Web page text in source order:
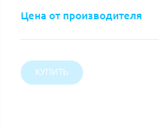
Цена от производителя